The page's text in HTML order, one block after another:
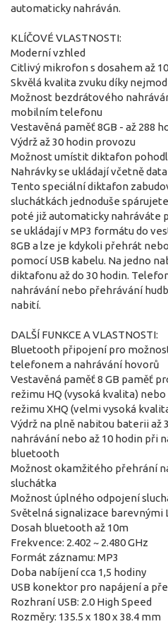
automaticky nahráván.
KLÍČOVÉ VLASTNOSTI:
Moderní vzhled
Citlivý mikrofon s dosahem až
Skvělá kvalita zvuku díky
Možnost bezdrátového
mobilním telefonu
Vestavěná paměť 8GB - až 288
Výdrž až 30 hodin provozu
Možnost umístit diktafon
Nahrávky se ukládají včetně
Tento speciální diktafon
sluchátkách jednoduše
poté již automaticky nahráváte
se ukládají v MP3 formátu do
8GB a lze je kdykoli přehrát
pomocí USB kabelu. Na jedno
diktafonu až do 30 hodin.
nahrávání nebo přehrávání
nabití.
DALŠÍ FUNKCE A VLASTNOSTI:
Bluetooth připojení pro
telefonem a nahrávání hovorů
Vestavěná paměť 8 GB paměť
režimu HQ (vysoká kvalita)
režimu XHQ (velmi vysoká
Výdrž na plně nabitou baterii
nahrávání nebo až 10 hodin při
bluetooth
Možnost okamžitého přehrání
sluchátka
Možnost úplného odpojení
Světelná signalizace barevnými
Dosah bluetooth až 10m
Frekvence: 2.402 ~ 2.480 GHz
Formát záznamu: MP3
Doba nabíjení cca 1,5 hodiny
USB konektor pro napájení a
Rozhraní USB: 2.0 High Speed
Rozměry: 135.5 x 180 x 38.4 mm